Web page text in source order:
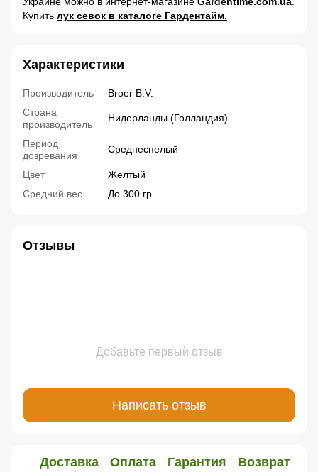
Купить лук севок в каталоге Гардентайм.
Характеристики
Производитель
Broer B.V.
Страна
производитель
Нидерланды (Голландия)
Период
дозревания
Среднеспелый
Цвет
Желтый
Средний вес
До 300 гр
Отзывы
Добавьте первый отзыв
Написать отзыв
Доставка Оплата Гарантия Возврат